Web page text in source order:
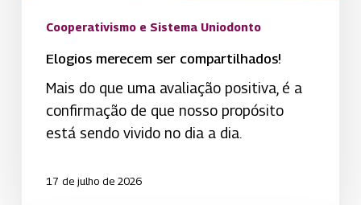
Cooperativismo e Sistema Uniodonto
Elogios merecem ser compartilhados!
Mais do que uma avaliação positiva, é a
confirmação de que nosso propósito
está sendo vivido no dia a dia.
17 de julho de 2026